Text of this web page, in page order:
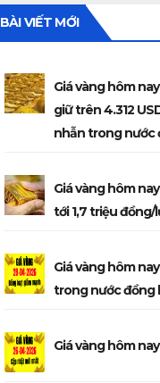
BÀI VIẾT MỚI
Giá vàng hôm
giữ trên 4.312
nhẫn trong nước
Giá vàng hôm
tới 1,7 triệu đồng/
Giá vàng hôm
trong nước đồng
Giá vàng hôm